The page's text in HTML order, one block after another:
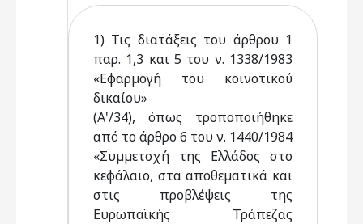
1) Τις διατάξεις του άρθρου 1
παρ. 1,3 και 5 του ν. 1338/1983
«Εφαρµογή του κοινοτικού
δικαίου»
(Α'/34), όπως τροποποιήθηκε
από το άρθρο 6 του ν. 1440/1984
«Συµµετοχή της Ελλάδος στο
κεφάλαιο, στα αποθεµατικά και
στις προβλέψεις της
Ευρωπαϊκής Τράπεζας